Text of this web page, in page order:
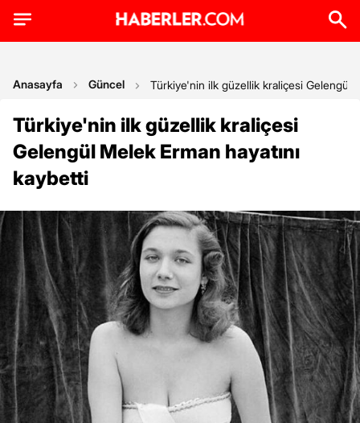
Anasayfa Güncel Türkiye'nin ilk güzellik kraliçesi Gelengül
Türkiye'nin ilk güzellik kraliçesi
Gelengül Melek Erman hayatını
kaybetti